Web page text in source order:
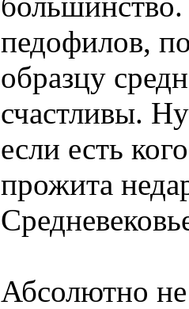
педофилов,
образцу
счастливы.
если есть
прожита
Абсолютно